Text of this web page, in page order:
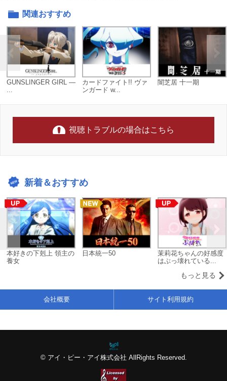
関連おすすめ
GUNSLINGER GIRL ―
...
カードファイト!! ヴァ
ンガード w...
闇芝居 十一期
視聴トラブルの場合はこちら
新着＆おすすめ
本好きの下剋上 領主の
養女
日本統一50
茉莉花ちゃんの好感度
はぶっ壊れている...
もっと見る
© アイ・ピー・アイ株式会社 AllRights Reserved.
会社概要 サイト利用規約